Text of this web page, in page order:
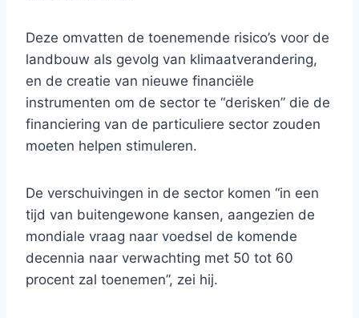
Deze omvatten de toenemende risico’s voor de
landbouw als gevolg van klimaatverandering,
en de creatie van nieuwe financiële
instrumenten om de sector te “derisken” die de
financiering van de particuliere sector zouden
moeten helpen stimuleren.
De verschuivingen in de sector komen “in een
tijd van buitengewone kansen, aangezien de
mondiale vraag naar voedsel de komende
decennia naar verwachting met 50 tot 60
procent zal toenemen”, zei hij.